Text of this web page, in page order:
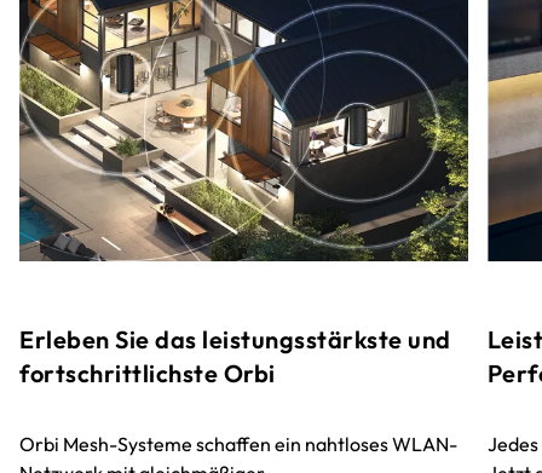
Erleben Sie das leistungsstärkste und
fortschrittlichste Orbi
Orbi Mesh-Systeme schaffen ein nahtloses WLAN-